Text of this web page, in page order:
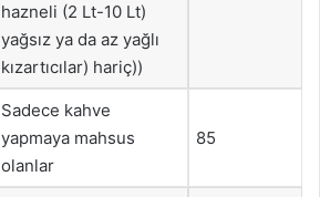
hazneli (2 Lt-10 Lt)
yağsız ya da az yağlı
kızartıcılar) hariç))
Sadece kahve
yapmaya mahsus
olanlar
85